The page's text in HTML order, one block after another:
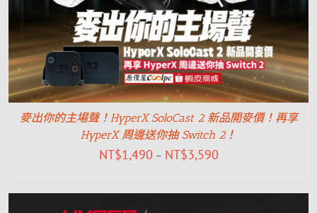
麥出你的主場聲！HyperX SoloCast 2 新品開麥價！再享
HyperX 周邊送你抽 Switch 2！
NT$1,490 – NT$3,590